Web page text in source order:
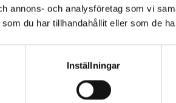
annons- och analysföretag som vi
du har tillhandahållit eller som de
Inställningar